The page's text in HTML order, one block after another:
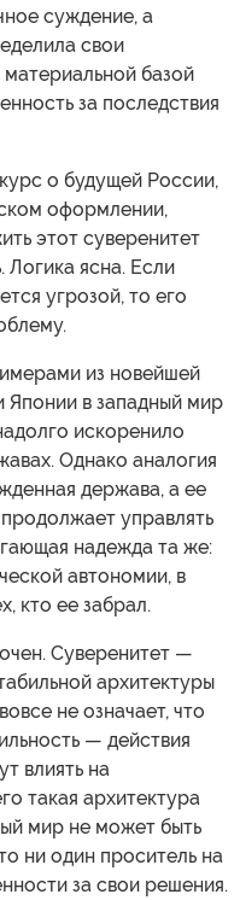
суждение, а
свои
базой
за последствия
о будущей России,
оформлении,
этот суверенитет
Логика ясна. Если
угрозой, то его
из новейшей
Японии в западный мир
искоренило
Однако аналогия
держава, а ее
управлять
надежда та же:
автономии, в
кто ее забрал.
Суверенитет —
архитектуры
не означает, что
— действия
влиять на
такая архитектура
мир не может быть
ни один проситель на
за свои решения.